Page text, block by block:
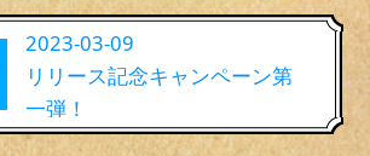
2023-03-09
リリース記念キャンペーン第
一弾！